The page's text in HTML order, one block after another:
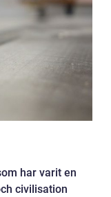
har varit en
civilisation